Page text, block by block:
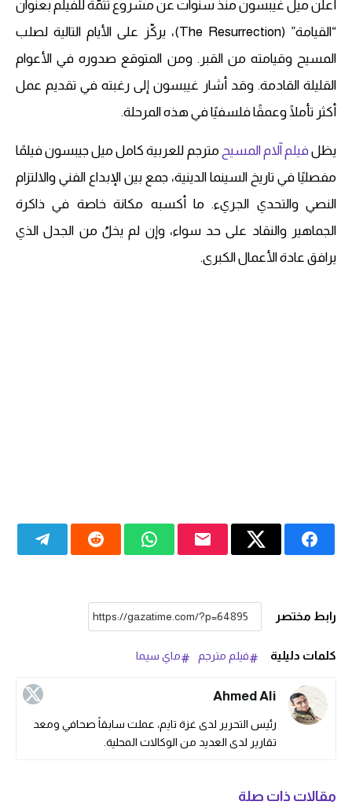
أعلن ميل غيبسون منذ سنوات عن مشروع تتمّة للفيلم بعنوان
“القيامة” (The Resurrection)، يركّز على الأيام التالية لصلب
المسيح وقيامته من القبر. ومن المتوقع صدوره في الأعوام
القليلة القادمة. وقد أشار غيبسون إلى رغبته في تقديم عمل
أكثر تأملًا وعمقًا فلسفيًا في هذه المرحلة.
يظلفيلم آلام المسيح مترجم للعربية كامل ميل جيبسون فيلمًا
مفصليًا في تاريخ السينما الدينية، جمع بين الإبداع الفني والالتزام
النصي والتحدي الجريء. ما أكسبه مكانة خاصة في ذاكرة
الجماهير والنقاد على حد سواء، وإن لم يخلُ من الجدل الذي
يرافق عادة الأعمال الكبرى.
رابط مختصر
كلمات دليلية فيلم مترجم ماي سيما
Ahmed Ali
رئيس التحرير لدى غزة تايم، عملت سابقاً صحافي ومعد
تقارير لدى العديد من الوكالات المحلية.
مقالات ذات صلة